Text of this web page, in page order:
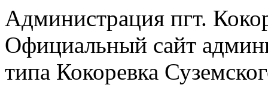
Администрация пгт.
Официальный сайт
типа Кокоревка